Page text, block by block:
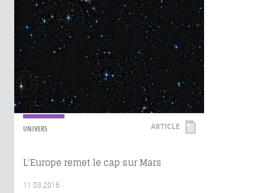
UNIVERS ARTICLE
L’Europe remet le cap sur Mars
11.03.2016